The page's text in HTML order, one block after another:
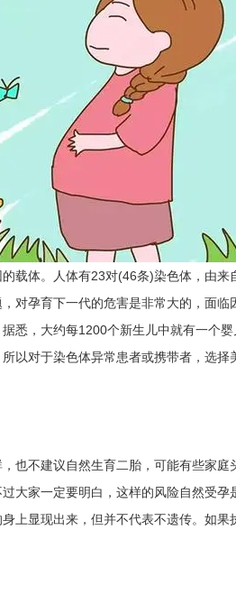
体。人体有23对(46条)染色体，由来
对孕育下一代的危害是非常大的，面
悉，大约每1200个新生儿中就有一个
以对于染色体异常患者或携带者，选择
不建议自然生育二胎，可能有些家庭
大家一定要明白，这样的风险自然受
上显现出来，但并不代表不遗传。如